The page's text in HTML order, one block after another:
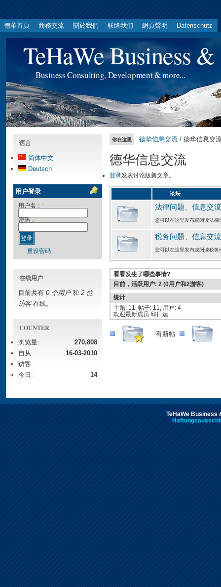
德華首頁 商務交流 關於我們 联络我们 網頁聲明 Datenschutz
TeHaWe Business
Business Consulting, Development & more...
语言
简体中文
Deutsch
用户登录
用户名： *
密码： *
重设密码
在线用户
目前共有 0 个用户和 2 位
访客在线。
COUNTER
浏览量:
270,808
自从:
16-03-2010
访客
今日:
14
你在这里 德华信息交流 / 德华信息交
德华信息交流
登录发表讨论版新文章。
论坛
法律问题、信息交流
您可以在这里发布或阅读法律
税务问题、信息交流
您可以在这里发布或阅读税务
看看发生了哪些事情?
目前，活跃用户: 2 (0用户和2游客)
统计
主题: 11, 帖子: 11, 用户: 4
欢迎最新成员 邱日运
有新帖
TeHaWe Business